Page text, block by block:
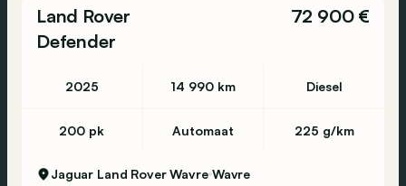
Land Rover
Defender
72 900 €
2025 14 990 km Diesel
200 pk Automaat 225 g/km
Jaguar Land Rover Wavre Wavre